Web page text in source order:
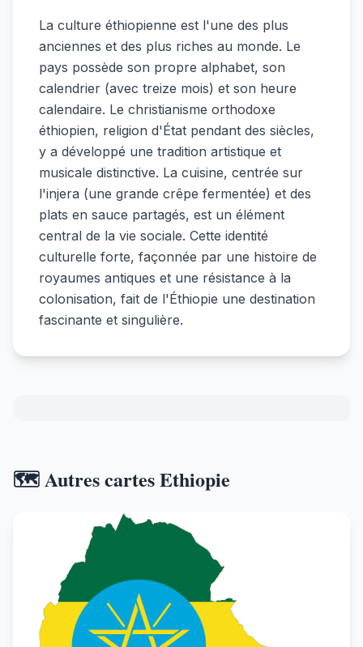
La culture éthiopienne est l'une des plus
anciennes et des plus riches au monde. Le
pays possède son propre alphabet, son
calendrier (avec treize mois) et son heure
calendaire. Le christianisme orthodoxe
éthiopien, religion d'État pendant des siècles,
y a développé une tradition artistique et
musicale distinctive. La cuisine, centrée sur
l'injera (une grande crêpe fermentée) et des
plats en sauce partagés, est un élément
central de la vie sociale. Cette identité
culturelle forte, façonnée par une histoire de
royaumes antiques et une résistance à la
colonisation, fait de l'Éthiopie une destination
fascinante et singulière.
🗺️ Autres cartes Ethiopie